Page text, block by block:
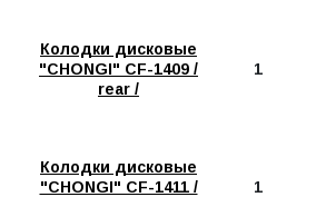
Колодки дисковые
"CHONGI" CF-1409 /
rear /
1
Колодки дисковые
"CHONGI" CF-1411 /
1